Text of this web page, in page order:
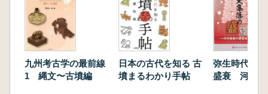
九州考古学の最前線
1 縄文〜古墳編
日本の古代を知る 古
墳まるわかり手帖
弥生時代巨
盛衰 河内地